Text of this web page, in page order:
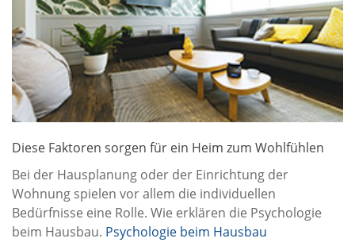
Diese Faktoren sorgen für ein Heim zum Wohlfühlen
Bei der Hausplanung oder der Einrichtung der
Wohnung spielen vor allem die individuellen
Bedürfnisse eine Rolle. Wie erklären die Psychologie
beim Hausbau. Psychologie beim Hausbau